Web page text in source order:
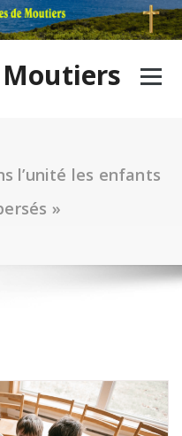
Moutiers
l’unité les enfants
»